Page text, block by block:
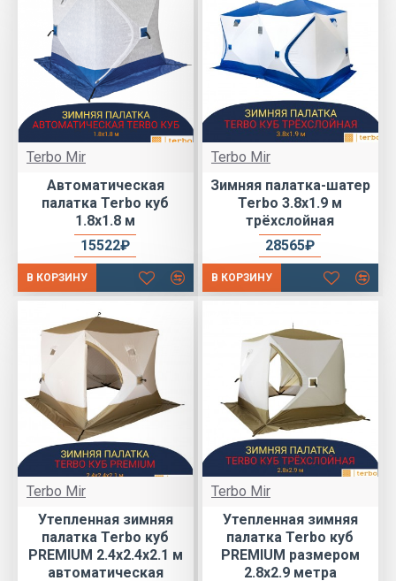
Terbo Mir
Автоматическая
палатка Terbo куб
1.8х1.8 м
15522₽
В КОРЗИНУ
Terbo Mir
Зимняя палатка-шатер
Terbo 3.8х1.9 м
трёхслойная
28565₽
В КОРЗИНУ
Terbo Mir
Утепленная зимняя
палатка Terbo куб
PREMIUM 2.4х2.4х2.1 м
автоматическая
Terbo Mir
Утепленная зимняя
палатка Terbo куб
PREMIUM размером
2.8х2.9 метра